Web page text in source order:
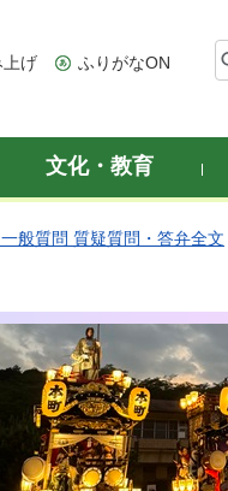
上げ ふりがなON
文化・教育
般質問 質疑質問・答弁全文